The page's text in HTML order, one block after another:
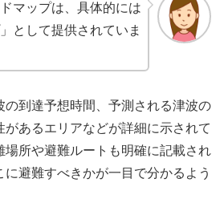
マップは、具体的には
として提供されていま
の到達予想時間、予測される津波の
あるエリアなどが詳細に示されて
場所や避難ルートも明確に記載され
避難すべきかが一目で分かるよう